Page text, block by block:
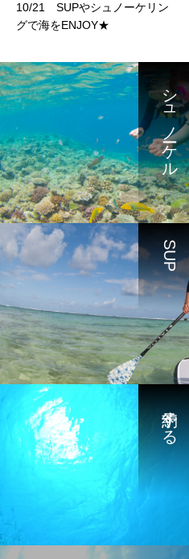
10/21 SUPやシュノーケリン
グで海をENJOY★
シュノーケル
SUP
予約する